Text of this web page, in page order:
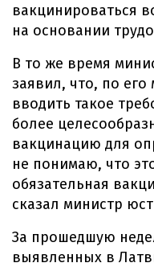
вакцинироваться
на основании
В то же время
заявил, что, по
вводить такое
более
вакцинацию для
не понимаю, что
обязательная
сказал министр
За прошедшую
выявленных в